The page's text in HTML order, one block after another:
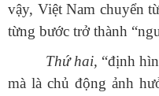
vậy, Việt Nam chuyển
từng bước trở thành
Thứ hai, “định
mà là chủ động ảnh